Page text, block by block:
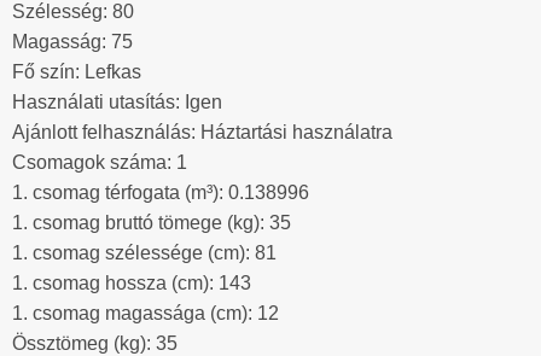
Szélesség: 80
Magasság: 75
Fő szín: Lefkas
Használati utasítás: Igen
Ajánlott felhasználás: Háztartási használatra
Csomagok száma: 1
1. csomag térfogata (m³): 0.138996
1. csomag bruttó tömege (kg): 35
1. csomag szélessége (cm): 81
1. csomag hossza (cm): 143
1. csomag magassága (cm): 12
Össztömeg (kg): 35